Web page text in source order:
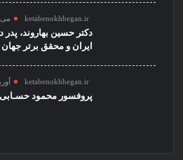
ketabenokhbegan.ir می 12, 2021
دکتر حسین بهاروند،
ایران و محقق برتر جهان
ketabenokhbegan.ir آوریل
پروفسور محمود